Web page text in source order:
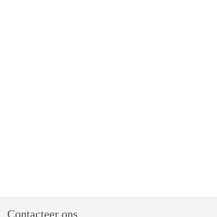
Contacteer ons